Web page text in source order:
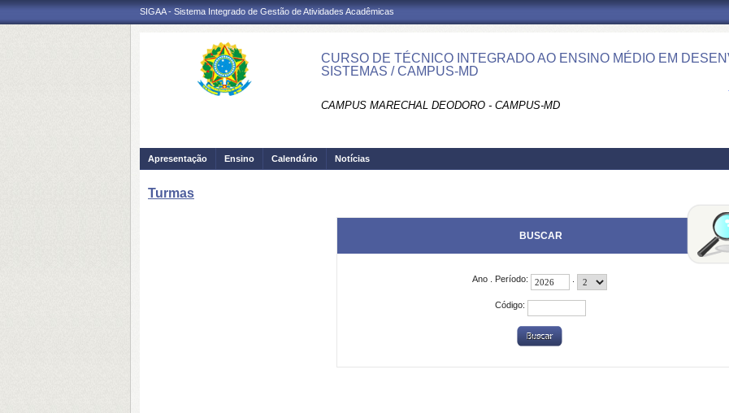
SIGAA - Sistema Integrado de Gestão de Atividades Acadêmicas
CURSO DE TÉCNICO INTEGRADO AO ENSINO MÉDIO EM
SISTEMAS / CAMPUS-MD
CAMPUS MARECHAL DEODORO - CAMPUS-MD
Apresentação Ensino Calendário Notícias
Turmas
BUSCAR
Ano . Período:
Código: